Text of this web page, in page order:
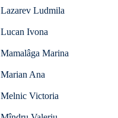
Lazarev Ludmila
Lucan Ivona
Mamalâga Marina
Marian Ana
Melnic Victoria